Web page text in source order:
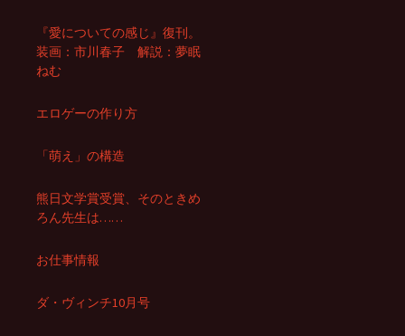
『愛についての感じ』復刊。
装画：市川春子 解説：夢眠
ねむ
エロゲーの作り方
「萌え」の構造
熊日文学賞受賞、そのときめ
ろん先生は……
お仕事情報
ダ・ヴィンチ10月号